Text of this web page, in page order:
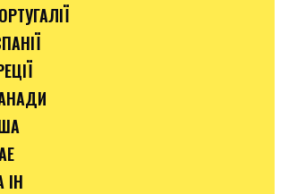
ІН